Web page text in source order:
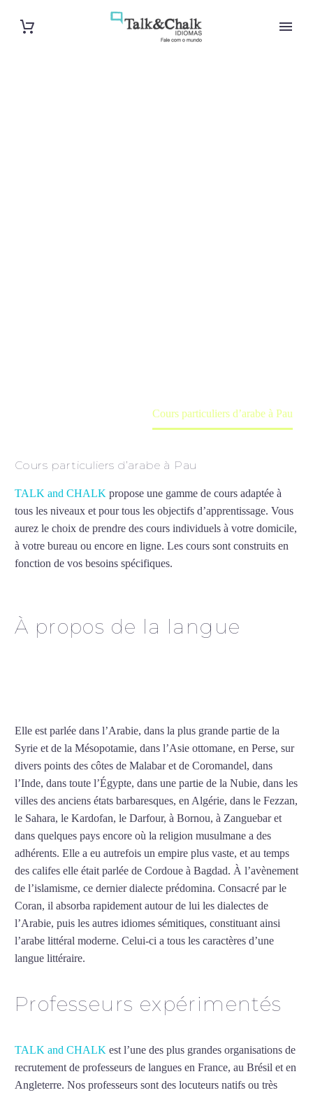
Cours particuliers d’arabe à Pau
Cours particuliers d’arabe à Pau
TALK and CHALK propose une gamme de cours adaptée à
tous les niveaux et pour tous les objectifs d’apprentissage. Vous
aurez le choix de prendre des cours individuels à votre domicile,
à votre bureau ou encore en ligne. Les cours sont construits en
fonction de vos besoins spécifiques.
À propos de la langue
Elle est parlée dans l’Arabie, dans la plus grande partie de la
Syrie et de la Mésopotamie, dans l’Asie ottomane, en Perse, sur
divers points des côtes de Malabar et de Coromandel, dans
l’Inde, dans toute l’Égypte, dans une partie de la Nubie, dans les
villes des anciens états barbaresques, en Algérie, dans le Fezzan,
le Sahara, le Kardofan, le Darfour, à Bornou, à Zanguebar et
dans quelques pays encore où la religion musulmane a des
adhérents. Elle a eu autrefois un empire plus vaste, et au temps
des califes elle était parlée de Cordoue à Bagdad. À l’avènement
de l’islamisme, ce dernier dialecte prédomina. Consacré par le
Coran, il absorba rapidement autour de lui les dialectes de
l’Arabie, puis les autres idiomes sémitiques, constituant ainsi
l’arabe littéral moderne. Celui-ci a tous les caractères d’une
langue littéraire.
Professeurs expérimentés
TALK and CHALK est l’une des plus grandes organisations de
recrutement de professeurs de langues en France, au Brésil et en
Angleterre. Nos professeurs sont des locuteurs natifs ou très